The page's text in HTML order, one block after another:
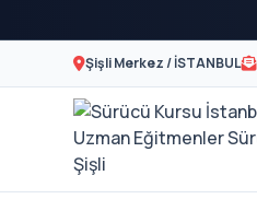
Şişli Merkez / İSTANBUL
Sürücü
A2